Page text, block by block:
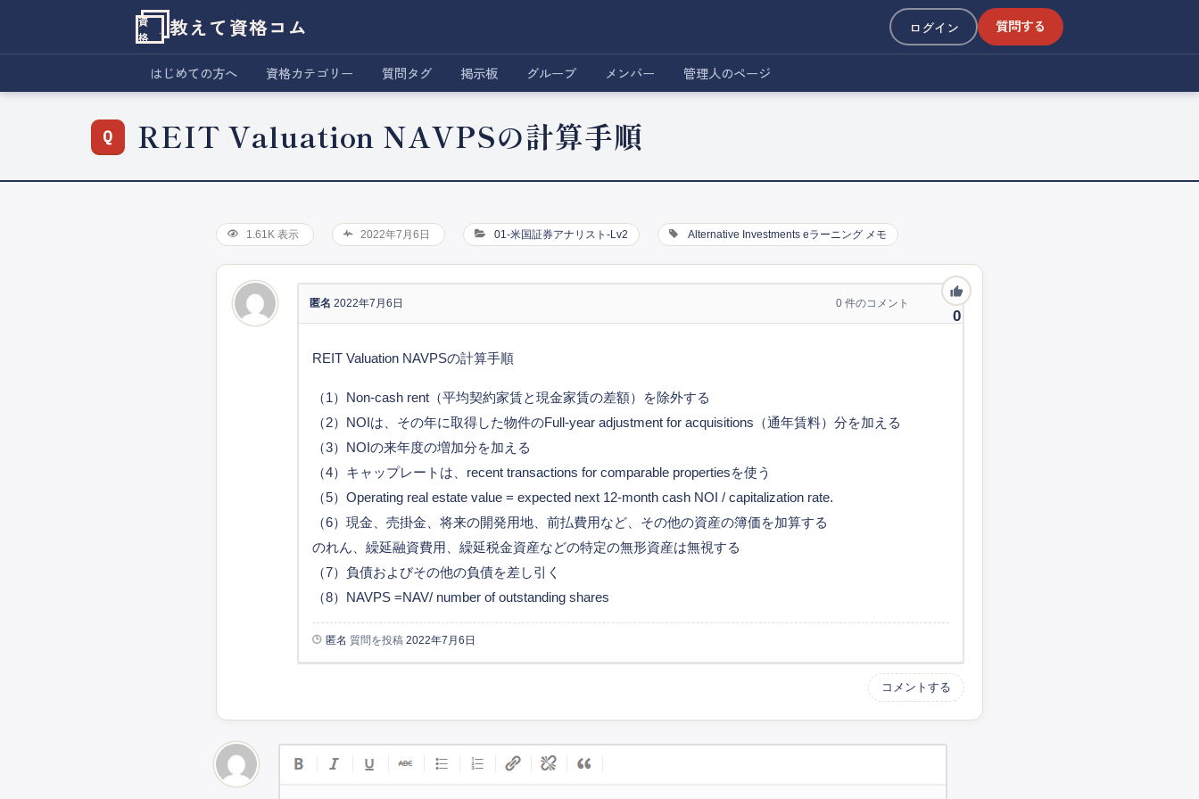
資
格
教えて資格コム ログイン 質問する
はじめての方へ 資格カテゴリー 質問タグ 掲示板 グループ メンバー 管理人のページ
REIT Valuation NAVPSの計算手順
1.61K 表示 2022年7月6日 01-米国証券アナリスト-Lv2 Alternative Investments eラーニング メモ
0
匿名 2022年7月6日 0 件のコメント
REIT Valuation NAVPSの計算手順
（1）Non-cash rent（平均契約家賃と現金家賃の差額）を除外する
（2）NOIは、その年に取得した物件のFull-year adjustment for acquisitions（通年賃料）分を加える
（3）NOIの来年度の増加分を加える
（4）キャップレートは、recent transactions for comparable propertiesを使う
（5）Operating real estate value = expected next 12-month cash NOI / capitalization rate.
（6）現金、売掛金、将来の開発用地、前払費用など、その他の資産の簿価を加算する
のれん、繰延融資費用、繰延税金資産などの特定の無形資産は無視する
（7）負債およびその他の負債を差し引く
（8）NAVPS =NAV/ number of outstanding shares
匿名 質問を投稿 2022年7月6日
コメントする